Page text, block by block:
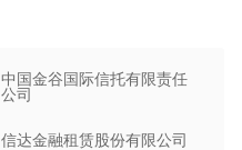
中国金谷国际信托有限责任
公司
信达金融租赁股份有限公司